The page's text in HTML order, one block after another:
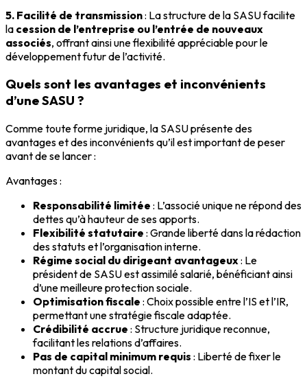
5. Facilité de transmission: La structure de la SASU facilite
la cession de l’entreprise ou l’entrée de nouveaux
associés, offrant ainsi une flexibilité appréciable pour le
développement futur de l’activité.
Quels sont les avantages et inconvénients
d’une SASU ?
Comme toute forme juridique, la SASU présente des
avantages et des inconvénients qu’il est important de peser
avant de se lancer :
Avantages :
Responsabilité limitée : L’associé unique ne répond des
dettes qu’à hauteur de ses apports.
Flexibilité statutaire : Grande liberté dans la rédaction
des statuts et l’organisation interne.
Régime social du dirigeant avantageux: Le
président de SASU est assimilé salarié, bénéficiant ainsi
d’une meilleure protection sociale.
Optimisation fiscale : Choix possible entre l’IS et l’IR,
permettant une stratégie fiscale adaptée.
Crédibilité accrue : Structure juridique reconnue,
facilitant les relations d’affaires.
Pas de capital minimum requis : Liberté de fixer le
montant du capital social.